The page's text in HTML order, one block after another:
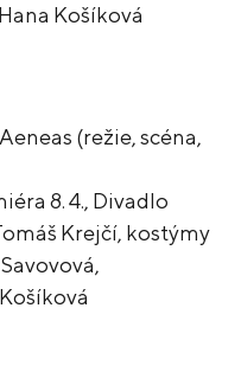
Košíková
(režie, scéna,
8. 4., Divadlo
Krejčí, kostýmy